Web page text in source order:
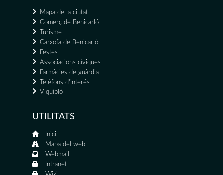
Mapa de la ciutat
Comerç de Benicarló
Turisme
Carxofa de Benicarló
Festes
Associacions cíviques
Farmàcies de guàrdia
Telèfons d'interés
Viquibló
UTILITATS
Inici
Mapa del web
Webmail
Intranet